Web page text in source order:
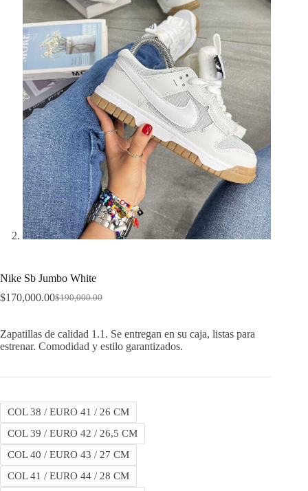
Nike Sb Jumbo White
$190,000.00
Original
was:
$190,000.00.
$170,000.00Current
$170,000.00.
Zapatillas de calidad 1.1. Se entregan en su caja, listas para
estrenar. Comodidad y estilo garantizados.
COL 38 / EURO 41 / 26 CM
COL 39 / EURO 42 / 26,5 CM
COL 40 / EURO 43 / 27 CM
COL 41 / EURO 44 / 28 CM